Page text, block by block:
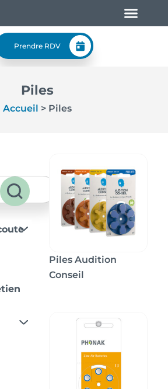
Prendre RDV
Piles
Accueil > Piles
Piles Audition
Conseil